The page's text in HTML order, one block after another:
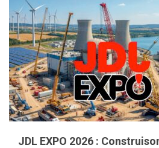
JDL EXPO 2026 :